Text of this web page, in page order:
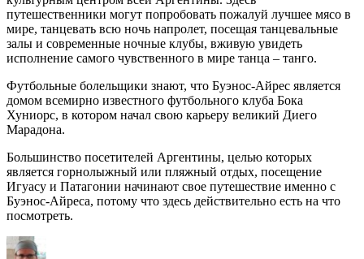
путешественники могут попробовать пожалуй лучшее мясо в
мире, танцевать всю ночь напролет, посещая танцевальные
залы и современные ночные клубы, вживую увидеть
исполнение самого чувственного в мире танца – танго.
Футбольные болельщики знают, что Буэнос-Айрес является
домом всемирно известного футбольного клуба Бока
Хуниорс, в котором начал свою карьеру великий Диего
Марадона.
Большинство посетителей Аргентины, целью которых
является горнолыжный или пляжный отдых, посещение
Игуасу и Патагонии начинают свое путешествие именно с
Буэнос-Айреса, потому что здесь действительно есть на что
посмотреть.